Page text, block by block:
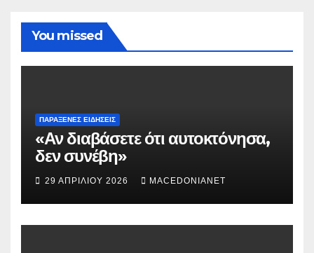
You missed
ΠΑΡΆΞΕΝΕΣ ΕΙΔΉΣΕΙΣ
«Αν διαβάσετε ότι αυτοκτόνησα,
δεν συνέβη»
29 ΑΠΡΙΛΊΟΥ 2026 MACEDONIANET